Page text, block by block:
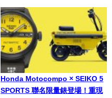
Honda Motocompo × SEIKO 5
SPORTS 聯名限量錶登場！重現